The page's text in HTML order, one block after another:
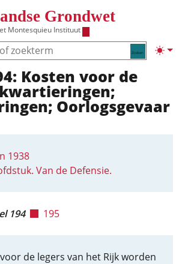
Grondwet
Montesquieu Instituut
Zoeken
verbergen
Kosten voor de
Oorlogsgevaar
1938
Van de Defensie.
194 195
de legers van het Rijk worden